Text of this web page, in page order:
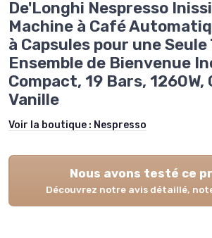
De'Longhi Nespresso
Machine à Café
à Capsules pour une Seule
Ensemble de Bienvenue
Compact, 19 Bars, 1260W,
Vanille
Voir la boutique : Nespresso
Nous avons testé ce
Découvrez notre avis détaillé,